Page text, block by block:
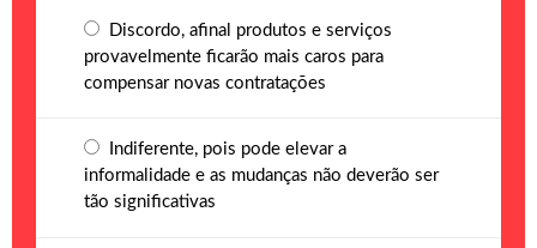
Discordo, afinal produtos e serviços
provavelmente ficarão mais caros para
compensar novas contratações
Indiferente, pois pode elevar a
informalidade e as mudanças não deverão ser
tão significativas